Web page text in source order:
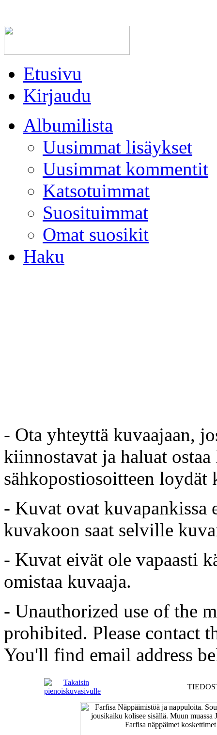
Etusivu
Kirjaudu
Albumilista
Uusimmat lisäykset
Uusimmat kommentit
Katsotuimmat
Suosituimmat
Omat suosikit
Haku
- Ota yhteyttä kuvaajaan,
kiinnostavat ja haluat
sähkopostiosoitteen loydät
- Kuvat ovat kuvapankissa
kuvakoon saat selville
- Kuvat eivät ole vapaasti
omistaa kuvaaja.
- Unauthorized use of the
prohibited. Please contact
You'll find email address